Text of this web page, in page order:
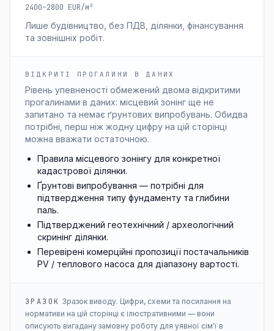
2400–2800 EUR/м²
Лише будівництво, без ПДВ, ділянки, фінансування
та зовнішніх робіт.
ВІДКРИТІ ПРОГАЛИНИ В ДАНИХ
Рівень упевненості обмежений двома відкритими
прогалинами в даних: місцевий зонінг ще не
запитано та немає ґрунтових випробувань. Обидва
потрібні, перш ніж жодну цифру на цій сторінці
можна вважати остаточною.
Правила місцевого зонінгу для конкретної
кадастрової ділянки.
Ґрунтові випробування — потрібні для
підтвердження типу фундаменту та глибини
паль.
Підтверджений геотехнічний / археологічний
скринінг ділянки.
Перевірені комерційні пропозиції постачальників
PV / теплового насоса для діапазону вартості.
ЗРАЗОК Зразок виводу. Цифри, схеми та посилання на
нормативи на цій сторінці є ілюстративними — вони
описують вигадану замовну роботу для уявної сім'ї в